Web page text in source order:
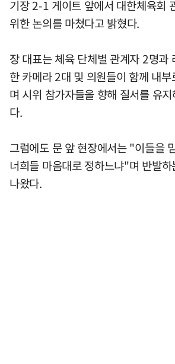
기장 2-1 게이트 앞에서 대한체육회
위한 논의를 마쳤다고 밝혔다.
장 대표는 체육 단체별 관계자 2명과
한 카메라 2대 및 의원들이 함께 내
며 시위 참가자들을 향해 질서를 유
다.
그럼에도 문 앞 현장에서는 "이들을
너희들 마음대로 정하느냐"며 반발
나왔다.